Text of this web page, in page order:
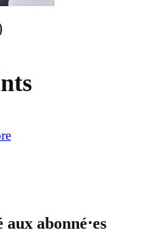
abonné⋅es